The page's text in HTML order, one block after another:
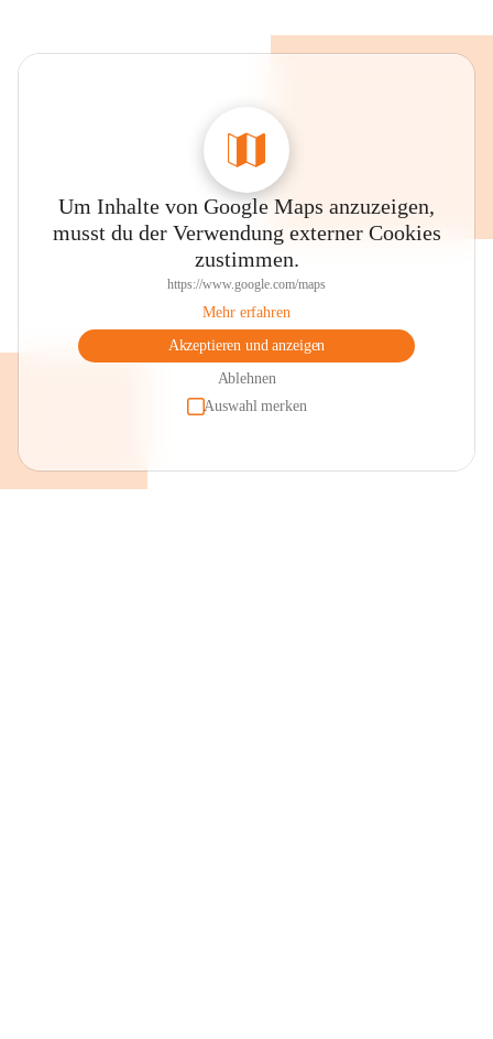
Um Inhalte von Google Maps anzuzeigen,
musst du der Verwendung externer Cookies
zustimmen.
https://www.google.com/maps
Mehr erfahren
Akzeptieren und anzeigen
Ablehnen
Auswahl merken